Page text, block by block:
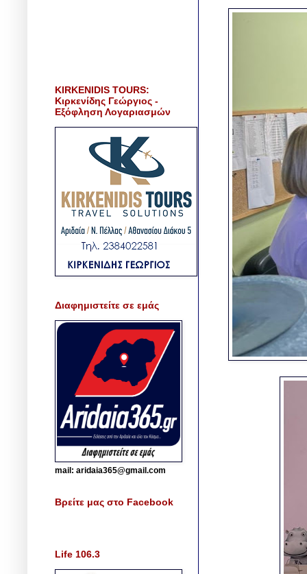
KIRKENIDIS TOURS:
Κιρκενίδης Γεώργιος -
Εξόφληση Λογαριασμών
Διαφημιστείτε σε εμάς
mail: aridaia365@gmail.com
Βρείτε μας στο Facebook
Life 106.3